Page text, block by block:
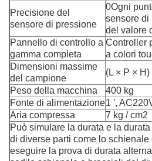
Precisione del
sensore di pressione
0Ogni
sensore di
del valore
Pannello di controllo a
gamma completa
Controller
a colori
Dimensioni massime
del campione
(L × P ×
Peso della macchina
400 kg
Fonte di alimentazione1 ′,
Aria compressa
7 kg / cm2
Può simulare la durata e la
di diverse parti come lo
eseguire la prova di durata